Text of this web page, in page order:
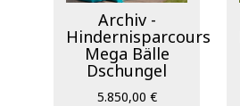
Archiv -
Hindernisparcours
Mega Bälle
Dschungel
5.850,00 €